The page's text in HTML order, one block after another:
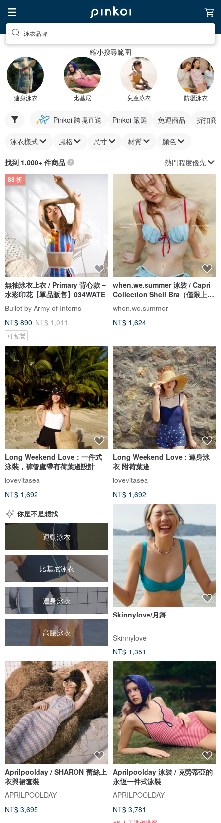
泳衣品牌
縮小搜尋範圍
連身泳衣 比基尼 兒童泳衣 防曬泳衣
Pinkoi 跨境直送 Pinkoi 嚴選 免運商品 折扣商
泳衣樣式 風格 尺寸 材質 顏色
找到 1,000+ 件商品 熱門程度優先
88 折
無袖泳衣上衣 / Primary 背心款－
水彩印花【單品販售】034WATE
Bullet by Army of Interns
NT$ 890 NT$ 1,011
可客製
when.we.summer 泳裝 / Capri
Collection Shell Bra（僅限上
衣）
when.we.summer
NT$ 1,624
Long Weekend Love：一件式
泳裝，褲管處帶有荷葉邊設計
lovevitasea
NT$ 1,692
Long Weekend Love : 連身泳
衣 附荷葉邊
lovevitasea
NT$ 1,692
你是不是想找
運動泳衣
比基尼泳衣
連身泳衣
高腰泳衣
Skinnylove/月舞
Skinnylove
NT$ 1,351
Aprilpoolday / SHARON 蕾絲上
衣與裙套裝
APRILPOOLDAY
NT$ 3,695
Aprilpoolday 泳裝 / 克勞蒂亞的
永恆一件式泳裝
APRILPOOLDAY
NT$ 3,781